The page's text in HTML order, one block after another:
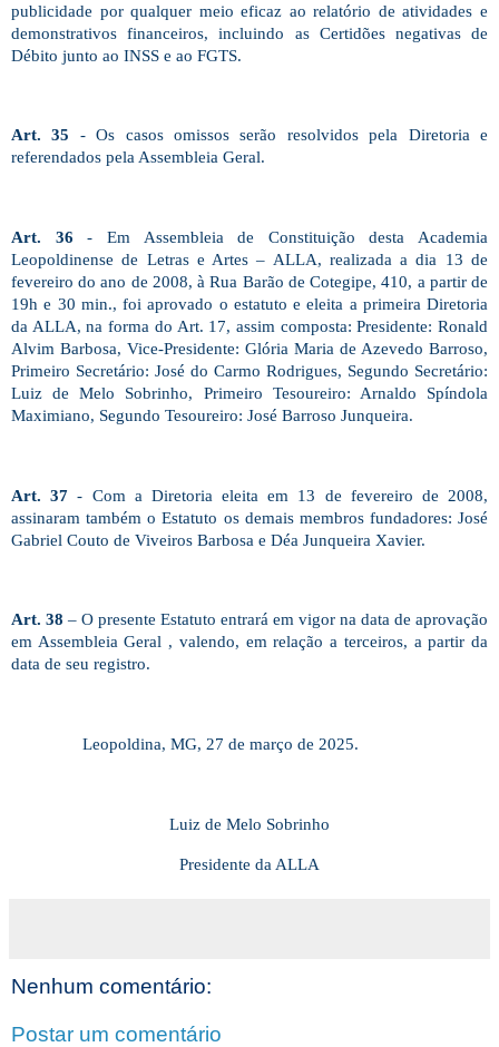
publicidade por qualquer meio eficaz ao relatório de atividades e
demonstrativos financeiros, incluindo as Certidões negativas de
Débito junto ao INSS e ao FGTS.
Art. 35 - Os casos omissos serão resolvidos pela Diretoria e
referendados pela Assembleia Geral.
Art. 36- Em Assembleia de Constituição desta Academia
Leopoldinense de Letras e Artes – ALLA, realizada a dia 13 de
fevereiro do ano de 2008, à Rua Barão de Cotegipe,410, a partir de
19h e 30 min., foi aprovado o estatuto e eleita a primeira Diretoria
da ALLA, na forma do Art. 17, assim composta: Presidente: Ronald
Alvim Barbosa, Vice-Presidente: Glória Maria de Azevedo Barroso,
Primeiro Secretário: José do Carmo Rodrigues, Segundo Secretário:
Luiz de Melo Sobrinho, Primeiro Tesoureiro: Arnaldo Spíndola
Maximiano, Segundo Tesoureiro: José Barroso Junqueira.
Art. 37 - Com a Diretoria eleita em 13 de fevereiro de 2008,
assinaram também o Estatuto os demais membros fundadores: José
Gabriel Couto de Viveiros Barbosa e Déa Junqueira Xavier.
Art. 38 – O presente Estatuto entrará em vigor na data de aprovação
em Assembleia Geral , valendo, em relação a terceiros, a partir da
data de seu registro.
Leopoldina, MG, 27 de março de 2025.
Luiz de Melo Sobrinho
Presidente da ALLA
Nenhum comentário:
Postar um comentário